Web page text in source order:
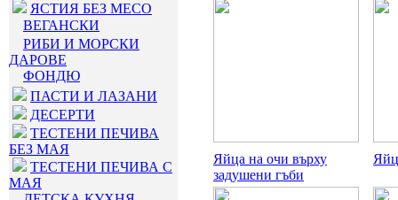
ЯСТИЯ БЕЗ МЕСО
ВЕГАНСКИ
РИБИ И МОРСКИ
ДАРОВЕ
ФОНДЮ
ПАСТИ И ЛАЗАНИ
ДЕСЕРТИ
ТЕСТЕНИ ПЕЧИВА
БЕЗ МАЯ
ТЕСТЕНИ ПЕЧИВА С
МАЯ
Яйца на очи върху
задушени гъби